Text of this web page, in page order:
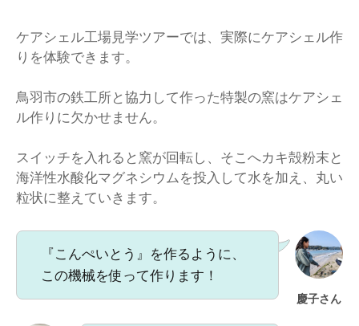
ケアシェル工場見学ツアーでは、実際にケアシェル作
りを体験できます。
鳥羽市の鉄工所と協力して作った特製の窯はケアシェ
ル作りに欠かせません。
スイッチを入れると窯が回転し、そこへカキ殻粉末と
海洋性水酸化マグネシウムを投入して水を加え、丸い
粒状に整えていきます。
慶子さん
『こんぺいとう』を作るように、
この機械を使って作ります！